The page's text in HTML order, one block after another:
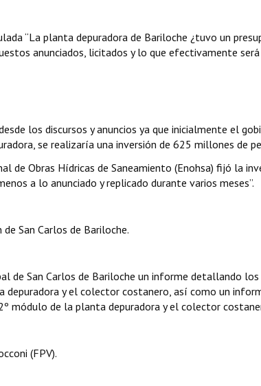
“La planta depuradora de Bariloche ¿tuvo un
anunciados, licitados y lo que efectivamente será
los discursos y anuncios ya que inicialmente el
se realizaría una inversión de 625 millones de
de Obras Hídricas de Saneamiento (Enohsa) fijó la
a lo anunciado y replicado durante varios meses”.
San Carlos de Bariloche.
de San Carlos de Bariloche un informe detallando los
y el colector costanero, así como un
módulo de la planta depuradora y el colector
(FPV).